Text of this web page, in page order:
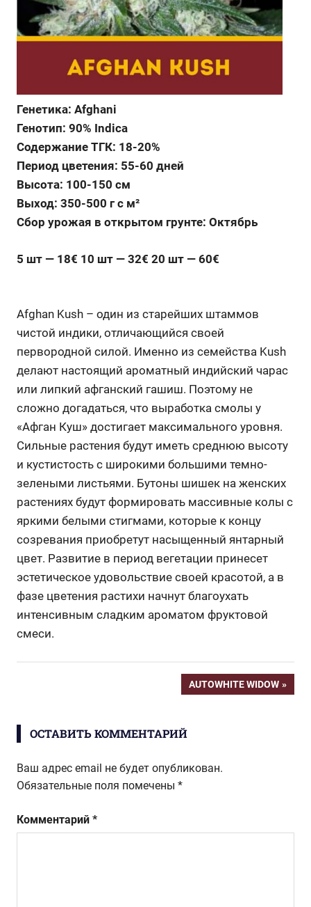
Генетика: Afghani
Генотип: 90% Indica
Содержание ТГК: 18-20%
Период цветения: 55-60 дней
Высота: 100-150 см
Выход: 350-500 г с м²
Сбор урожая в открытом грунте: Октябрь
5 шт — 18€ 10 шт — 32€ 20 шт — 60€
Afghan Kush – один из старейших штаммов
чистой индики, отличающийся своей
первородной силой. Именно из семейства Kush
делают настоящий ароматный индийский чарас
или липкий афганский гашиш. Поэтому не
сложно догадаться, что выработка смолы у
«Афган Куш» достигает максимального уровня.
Сильные растения будут иметь среднюю высоту
и кустистость с широкими большими темно-
зелеными листьями. Бутоны шишек на женских
растениях будут формировать массивные колы с
яркими белыми стигмами, которые к концу
созревания приобретут насыщенный янтарный
цвет. Развитие в период вегетации принесет
эстетическое удовольствие своей красотой, а в
фазе цветения растихи начнут благоухать
интенсивным сладким ароматом фруктовой
смеси.
записям
СЛЕДУЮЩАЯ
AUTOWHITE WIDOW
ОСТАВИТЬ КОММЕНТАРИЙ
Ваш адрес email не будет опубликован.
Обязательные поля помечены *
Комментарий *